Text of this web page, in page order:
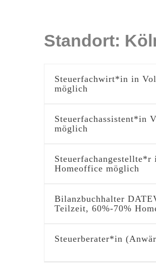
Standort:
Steuerfachwirt*in in
möglich
Steuerfachassistent*in
möglich
Homeoffice möglich
Bilanzbuchhalter
Teilzeit, 60%-70%
Steuerberater*in